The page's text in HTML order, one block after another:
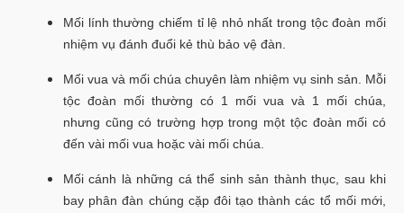
Mối lính thường chiếm tỉ lệ nhỏ nhất trong tộc đoàn mối
nhiệm vụ đánh đuổi kẻ thù bảo vệ đàn.
Mối vua và mối chúa chuyên làm nhiệm vụ sinh sản. Mỗi
tộc đoàn mối thường có 1 mối vua và 1 mối chúa,
nhưng cũng có trường hợp trong một tộc đoàn mối có
đến vài mối vua hoặc vài mối chúa.
Mối cánh là những cá thể sinh sản thành thục, sau khi
bay phân đàn chúng cặp đôi tạo thành các tổ mối mới,